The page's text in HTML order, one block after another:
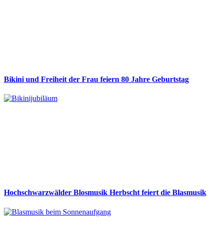
Bikini und Freiheit der Frau feiern 80 Jahre Geburtstag
Hochschwarzwälder Blosmusik Herbscht feiert die Blasmusik